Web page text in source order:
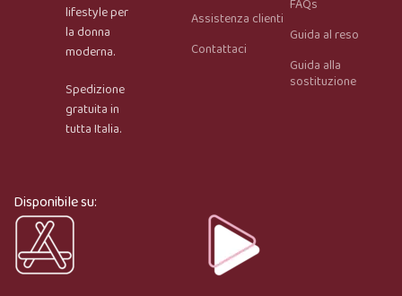
Onar AI Assistant
lifestyle per
la donna
moderna.
Spedizione
gratuita in
tutta Italia.
Assistenza clienti
Contattaci
FAQs
Guida al reso
Guida alla
sostituzione
Disponibile su: